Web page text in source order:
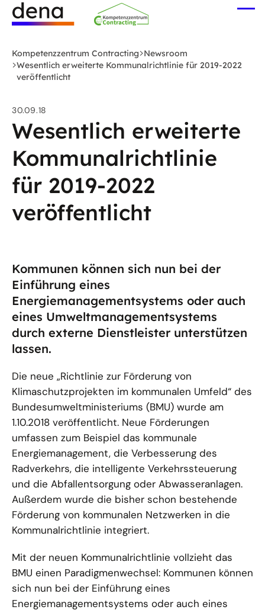
Zum
Hauptinhalt
Deutsche
Energie-
Agentur
-
zur
Startseite
Kompetenzzentrum Contracting Newsroom
Wesentlich erweiterte Kommunalrichtlinie für 2019-2022
veröffentlicht
30.09.18
Wesentlich erweiterte
Kommunalrichtlinie
für 2019-2022
veröffentlicht
Kommunen können sich nun bei der
Einführung eines
Energiemanagementsystems oder auch
eines Umweltmanagementsystems
durch externe Dienstleister unterstützen
lassen.
Die neue „Richtlinie zur Förderung von
Klimaschutzprojekten im kommunalen Umfeld“ des
Bundesumweltministeriums (BMU) wurde am
1.10.2018 veröffentlicht. Neue Förderungen
umfassen zum Beispiel das kommunale
Energiemanagement, die Verbesserung des
Radverkehrs, die intelligente Verkehrssteuerung
und die Abfallentsorgung oder Abwasseranlagen.
Außerdem wurde die bisher schon bestehende
Förderung von kommunalen Netzwerken in die
Kommunalrichtlinie integriert.
Mit der neuen Kommunalrichtlinie vollzieht das
BMU einen Paradigmenwechsel: Kommunen können
sich nun bei der Einführung eines
Energiemanagementsystems oder auch eines